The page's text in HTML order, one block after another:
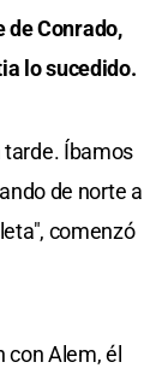
de Conrado,
lo sucedido.
tarde. Íbamos
de norte a
comenzó
con Alem, él